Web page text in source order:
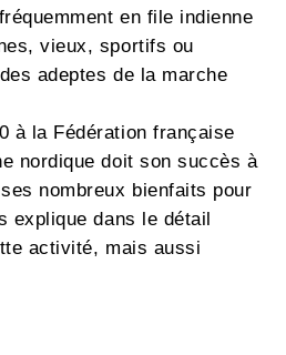
en file indienne
vieux, sportifs ou
adeptes de la marche
à la Fédération française
nordique doit son succès à
nombreux bienfaits pour
explique dans le détail
activité, mais aussi
et pour l’esprit !